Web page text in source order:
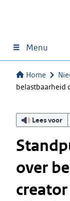
Menu
Home
belastbaarheid
Lees voor
over